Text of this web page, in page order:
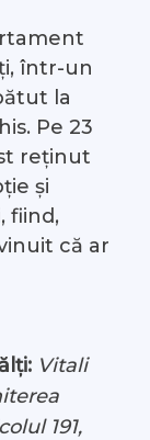
într-un
la
Pe 23
reținut
și
fiind,
că ar
Vitali
191,